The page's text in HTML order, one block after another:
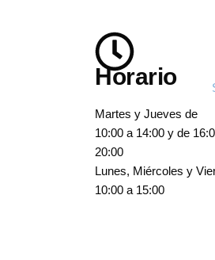
Armonización Facial
Horario
Martes y Jueves de
10:00 a 14:00 y de
20:00
Lunes, Miércoles y
10:00 a 15:00